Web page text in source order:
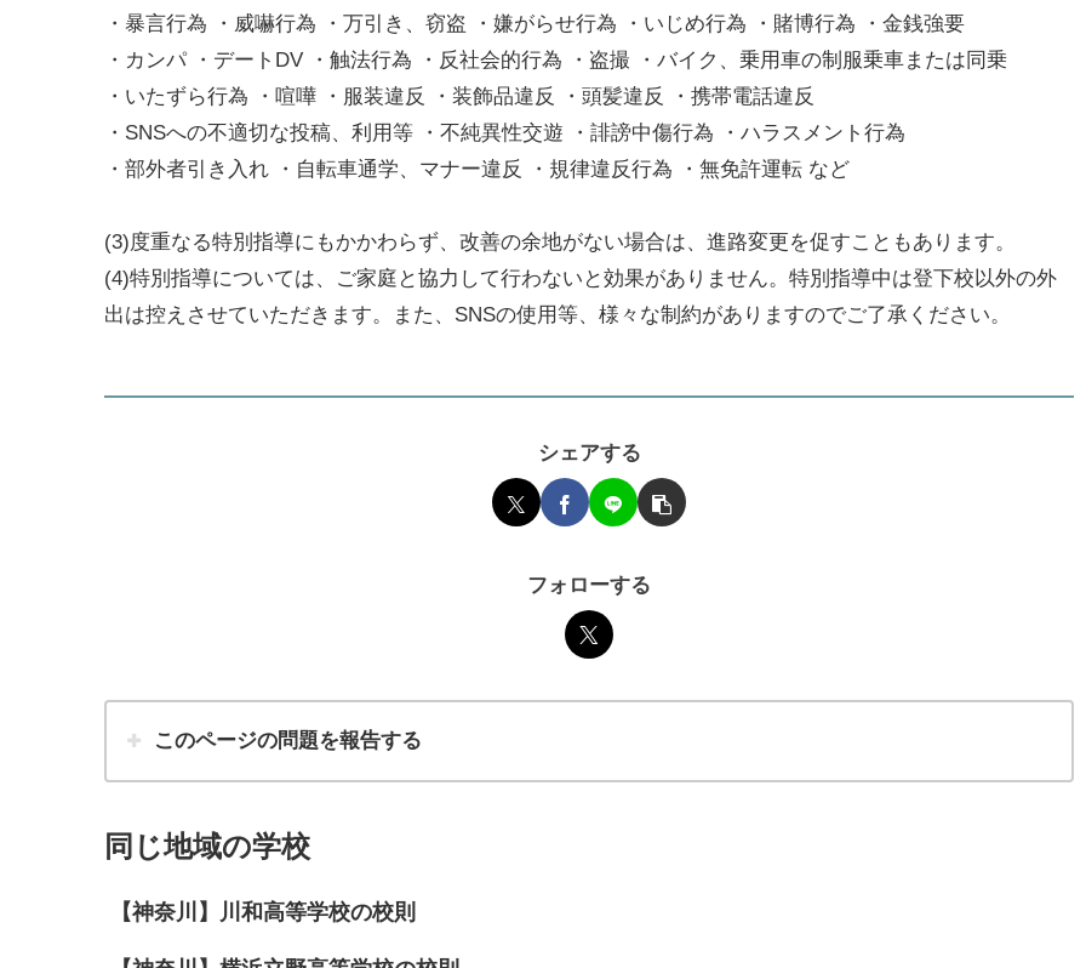
・暴言行為 ・威嚇行為 ・万引き、窃盗 ・嫌がらせ行為 ・いじめ行為 ・賭博行為 ・金銭強要
・カンパ ・デートDV ・触法行為 ・反社会的行為 ・盗撮 ・バイク、乗用車の制服乗車または同乗
・いたずら行為 ・喧嘩 ・服装違反 ・装飾品違反 ・頭髪違反 ・携帯電話違反
・SNSへの不適切な投稿、利用等 ・不純異性交遊 ・誹謗中傷行為 ・ハラスメント行為
・部外者引き入れ ・自転車通学、マナー違反 ・規律違反行為 ・無免許運転 など
(3)度重なる特別指導にもかかわらず、改善の余地がない場合は、進路変更を促すこともあります。
(4)特別指導については、ご家庭と協力して行わないと効果がありません。特別指導中は登下校以外の外
出は控えさせていただきます。また、SNSの使用等、様々な制約がありますのでご了承ください。
シェアする
フォローする
このページの問題を報告する
同じ地域の学校
【神奈川】川和高等学校の校則